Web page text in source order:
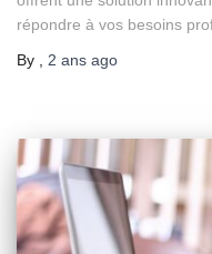
répondre à vos besoins
By
2 ans ago